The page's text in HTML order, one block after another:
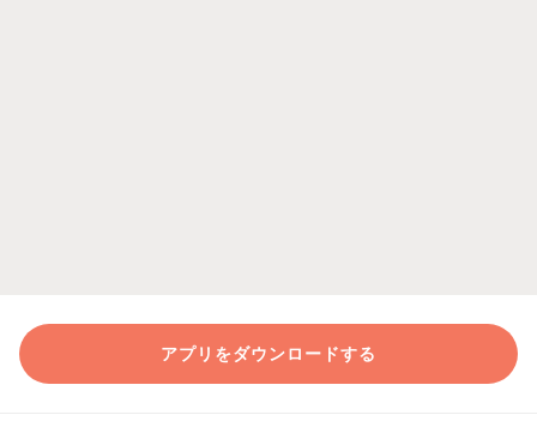
アプリをダウンロードする